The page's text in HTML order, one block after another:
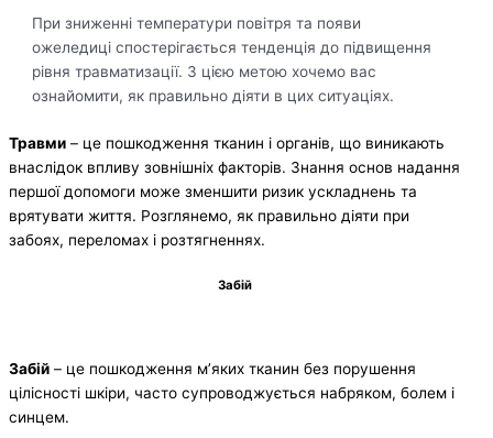
При зниженні температури повітря та появи
ожеледиці спостерігається тенденція до підвищення
рівня травматизації. З цією метою хочемо вас
ознайомити, як правильно діяти в цих ситуаціях.
Травми – це пошкодження тканин і органів, що виникають
внаслідок впливу зовнішніх факторів. Знання основ надання
першої допомоги може зменшити ризик ускладнень та
врятувати життя. Розглянемо, як правильно діяти при
забоях, переломах і розтягненнях.
Забій
Забій – це пошкодження м’яких тканин без порушення
цілісності шкіри, часто супроводжується набряком, болем і
синцем.